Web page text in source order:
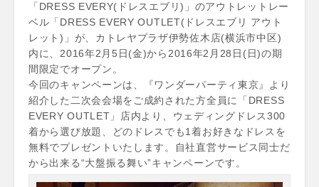
「DRESS EVERY(ドレスエブリ)」のアウトレットレー
ベル「DRESS EVERY OUTLET(ドレスエブリ アウト
レット)」が、カトレヤプラザ伊勢佐木店(横浜市中区)
内に、2016年2月5日(金)から2016年2月28日(日)の期
間限定でオープン。
今回のキャンペーンは、『ワンダーパーティ東京』より
紹介した二次会会場をご成約された方全員に「DRESS
EVERY OUTLET」店内より、ウェディングドレス300
着から選び放題、どのドレスでも1着お好きなドレスを
無料でプレゼントいたします。自社直営サービス同士だ
から出来る“大盤振る舞い”キャンペーンです。